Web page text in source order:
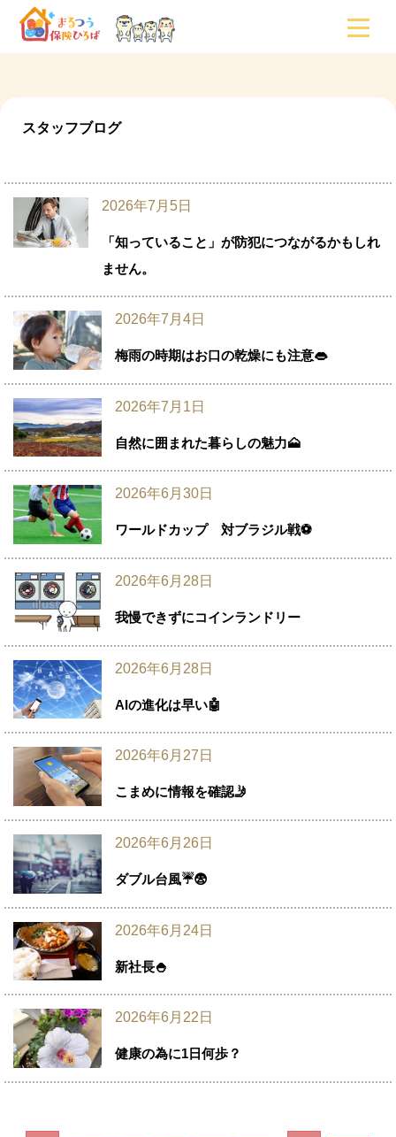
スタッフブログ
2026年7月5日
「知っていること」が防犯につながるかもしれ
ません。
2026年7月4日
梅雨の時期はお口の乾燥にも注意👄
2026年7月1日
自然に囲まれた暮らしの魅力🗻
2026年6月30日
ワールドカップ 対ブラジル戦⚽
2026年6月28日
我慢できずにコインランドリー
2026年6月28日
AIの進化は早い🤖
2026年6月27日
こまめに情報を確認🤳
2026年6月26日
ダブル台風☔😨
2026年6月24日
新社長🍚
2026年6月22日
健康の為に1日何歩？